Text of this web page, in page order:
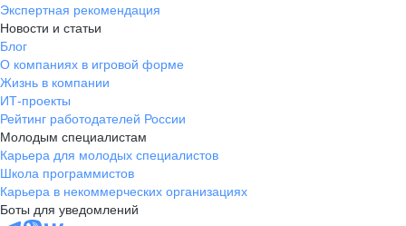
Экспертная рекомендация
Новости и статьи
Блог
О компаниях в игровой форме
Жизнь в компании
ИТ-проекты
Рейтинг работодателей России
Молодым специалистам
Карьера для молодых специалистов
Школа программистов
Карьера в некоммерческих организациях
Боты для уведомлений